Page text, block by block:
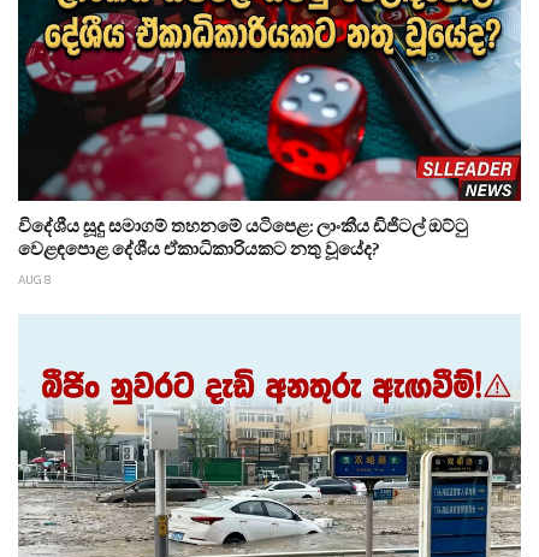
විදේශීය සූදු සමාගම් තහනමේ යටිපෙළ: ලාංකීය ඩිජිටල් ඔට්ටු
වෙළඳපොළ දේශීය ඒකාධිකාරියකට නතු වූයේද?
AUG 8